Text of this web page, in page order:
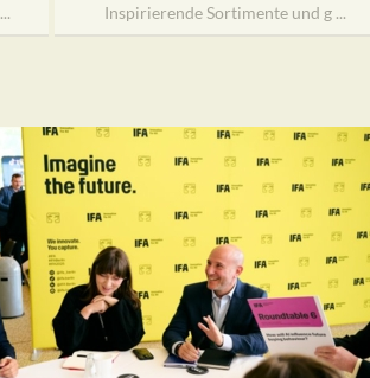
Inspirierende Sortimente und g ...